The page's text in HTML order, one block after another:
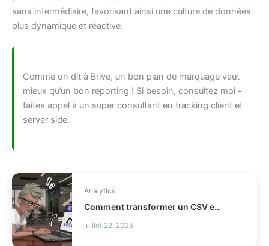
sans intermédiaire, favorisant ainsi une culture de données
plus dynamique et réactive.
Comme on dit à Brive, un bon plan de marquage vaut
mieux qu’un bon reporting ! Si besoin, consultez moi -
faites appel à un super consultant en tracking client et
server side.
Analytics
Comment transformer un CSV en rapport exécutif ?
juillet 22, 2025